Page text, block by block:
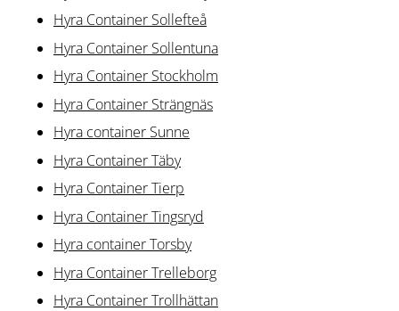
Hyra Container Sollefteå
Hyra Container Sollentuna
Hyra Container Stockholm
Hyra Container Strängnäs
Hyra container Sunne
Hyra Container Täby
Hyra Container Tierp
Hyra Container Tingsryd
Hyra container Torsby
Hyra Container Trelleborg
Hyra Container Trollhättan